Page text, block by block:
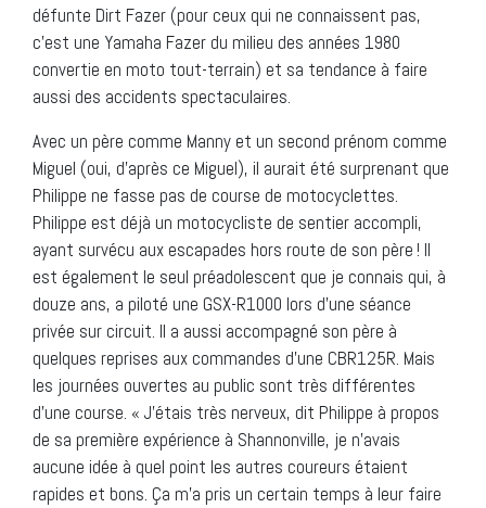
défunte Dirt Fazer (pour ceux qui ne connaissent pas,
c’est une Yamaha Fazer du milieu des années 1980
convertie en moto tout-terrain) et sa tendance à faire
aussi des accidents spectaculaires.
Avec un père comme Manny et un second prénom comme
Miguel (oui, d’après ce Miguel), il aurait été surprenant que
Philippe ne fasse pas de course de motocyclettes.
Philippe est déjà un motocycliste de sentier accompli,
ayant survécu aux escapades hors route de son père ! Il
est également le seul préadolescent que je connais qui, à
douze ans, a piloté une GSX-R1000 lors d’une séance
privée sur circuit. Il a aussi accompagné son père à
quelques reprises aux commandes d’une CBR125R. Mais
les journées ouvertes au public sont très différentes
d’une course. « J’étais très nerveux, dit Philippe à propos
de sa première expérience à Shannonville, je n’avais
aucune idée à quel point les autres coureurs étaient
rapides et bons. Ça m’a pris un certain temps à leur faire